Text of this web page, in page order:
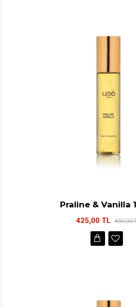
Praline & Vanilla
425,00 TL 450,00